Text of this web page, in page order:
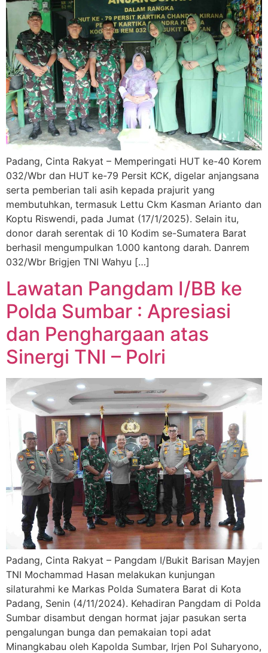
Padang, Cinta Rakyat – Memperingati HUT ke-40 Korem
032/Wbr dan HUT ke-79 Persit KCK, digelar anjangsana
serta pemberian tali asih kepada prajurit yang
membutuhkan, termasuk Lettu Ckm Kasman Arianto dan
Koptu Riswendi, pada Jumat (17/1/2025). Selain itu,
donor darah serentak di 10 Kodim se-Sumatera Barat
berhasil mengumpulkan 1.000 kantong darah. Danrem
032/Wbr Brigjen TNI Wahyu […]
Lawatan Pangdam I/BB ke
Polda Sumbar : Apresiasi
dan Penghargaan atas
Sinergi TNI – Polri
Padang, Cinta Rakyat – Pangdam I/Bukit Barisan Mayjen
TNI Mochammad Hasan melakukan kunjungan
silaturahmi ke Markas Polda Sumatera Barat di Kota
Padang, Senin (4/11/2024). Kehadiran Pangdam di Polda
Sumbar disambut dengan hormat jajar pasukan serta
pengalungan bunga dan pemakaian topi adat
Minangkabau oleh Kapolda Sumbar, Irjen Pol Suharyono,